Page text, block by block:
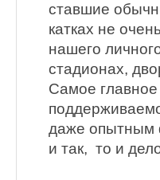
ставшие
катках не
нашего
стадионах,
Самое
даже опытным
и так, то и